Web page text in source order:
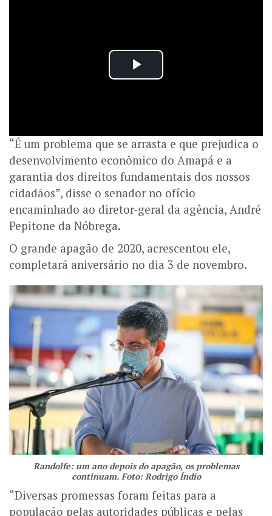
“É um problema que se arrasta e que prejudica o
desenvolvimento econômico do Amapá e a
garantia dos direitos fundamentais dos nossos
cidadãos”, disse o senador no ofício
encaminhado ao diretor-geral da agência, André
Pepitone da Nóbrega.
O grande apagão de 2020, acrescentou ele,
completará aniversário no dia 3 de novembro.
Randolfe: um ano depois do apagão, os problemas
continuam. Foto: Rodrigo Índio
“Diversas promessas foram feitas para a
população pelas autoridades públicas e pelas